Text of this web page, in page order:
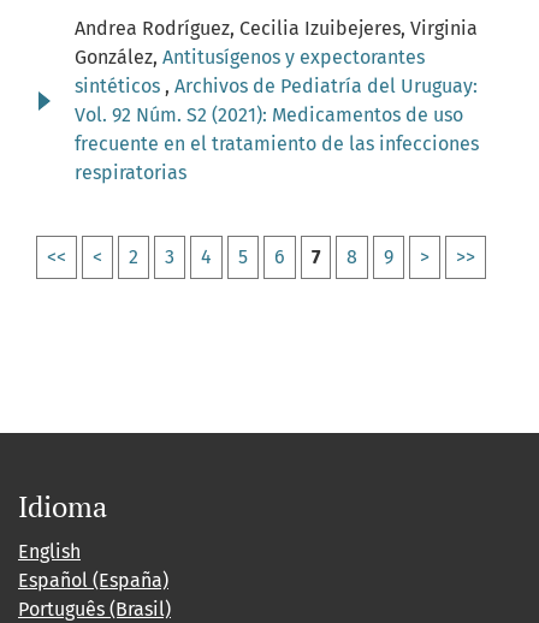
Andrea Rodríguez, Cecilia Izuibejeres, Virginia
González, Antitusígenos y expectorantes
sintéticos , Archivos de Pediatría del Uruguay:
Vol. 92 Núm. S2 (2021): Medicamentos de uso
frecuente en el tratamiento de las infecciones
respiratorias
<< < 2 3 4 5 6 7 8 9 > >>
Idioma
English
Español (España)
Português (Brasil)